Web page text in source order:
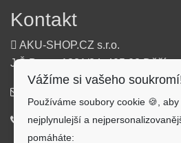
Kontakt
AKU-SHOP.CZ s.r.o.
J.Š.Baara 1331/34, 405 02 Děčín
720 500 500
Vážíme si vašeho
Používáme soubory cookie 🍪,
nejplynulejší a
pomáháte: